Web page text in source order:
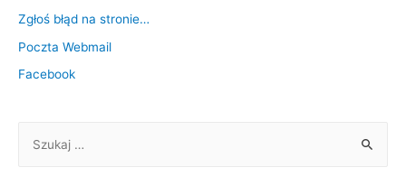
Zgłoś błąd na stronie…
Poczta Webmail
Facebook